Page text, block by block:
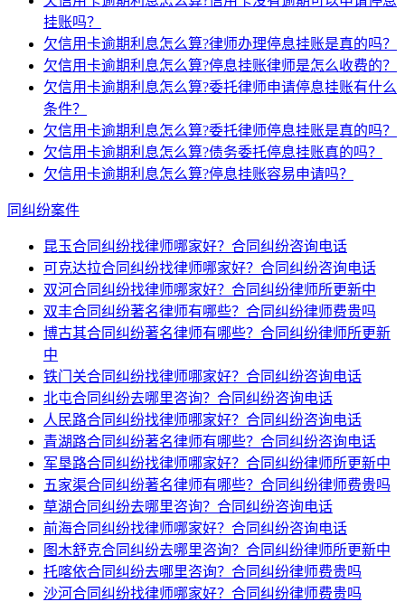
挂账吗？
欠信用卡逾期利息怎么算?律师办理停息挂账是真的吗？
欠信用卡逾期利息怎么算?停息挂账律师是怎么收费的？
欠信用卡逾期利息怎么算?委托律师申请停息挂账有什么
条件？
欠信用卡逾期利息怎么算?委托律师停息挂账是真的吗？
欠信用卡逾期利息怎么算?债务委托停息挂账真的吗？
欠信用卡逾期利息怎么算?停息挂账容易申请吗？
同纠纷案件
昆玉合同纠纷找律师哪家好？合同纠纷咨询电话
可克达拉合同纠纷找律师哪家好？合同纠纷咨询电话
双河合同纠纷找律师哪家好？合同纠纷律师所更新中
双丰合同纠纷著名律师有哪些？合同纠纷律师费贵吗
博古其合同纠纷著名律师有哪些？合同纠纷律师所更新
中
铁门关合同纠纷找律师哪家好？合同纠纷咨询电话
北屯合同纠纷去哪里咨询？合同纠纷咨询电话
人民路合同纠纷找律师哪家好？合同纠纷咨询电话
青湖路合同纠纷著名律师有哪些？合同纠纷咨询电话
军垦路合同纠纷找律师哪家好？合同纠纷律师所更新中
五家渠合同纠纷著名律师有哪些？合同纠纷律师费贵吗
草湖合同纠纷去哪里咨询？合同纠纷咨询电话
前海合同纠纷找律师哪家好？合同纠纷咨询电话
图木舒克合同纠纷去哪里咨询？合同纠纷律师所更新中
托喀依合同纠纷去哪里咨询？合同纠纷律师费贵吗
沙河合同纠纷找律师哪家好？合同纠纷律师费贵吗